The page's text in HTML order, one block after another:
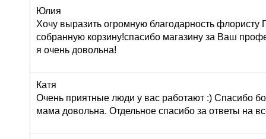
Юлия
Хочу выразить огромную благодарность флористу
собранную корзину!спасибо магазину за Ваш
я очень довольна!
Катя
Очень приятные люди у вас работают :) Спасибо
мама довольна. Отдельное спасибо за ответы на